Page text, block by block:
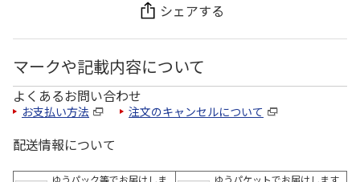
シェアする
マークや記載内容について
よくあるお問い合わせ
お支払い方法 注文のキャンセルについて
配送情報について
ゆうパック等でお届けしま
ゆうパケットでお届けします